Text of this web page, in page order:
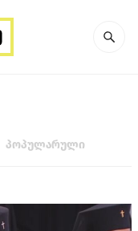
პოპულარული